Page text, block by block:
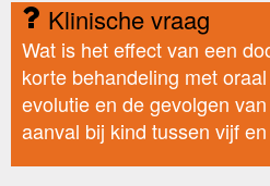
Klinische vraag
Wat is het effect van een
korte behandeling met
evolutie en de gevolgen
aanval bij kind tussen vijf